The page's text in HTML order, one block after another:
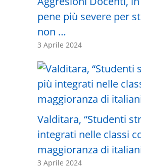
pene più severe per
non …
3 Aprile 2024
Valditara, “Studenti
integrati nelle classi
maggioranza di
3 Aprile 2024